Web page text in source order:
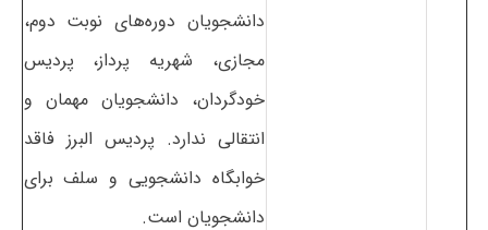
دانشجویان دوره‌های نوبت دوم،
مجازی، شهریه پرداز، پردیس
خودگردان، دانشجویان مهمان و
انتقالی ندارد. پردیس البرز فاقد
خوابگاه دانشجویی و سلف برای
دانشجویان است.